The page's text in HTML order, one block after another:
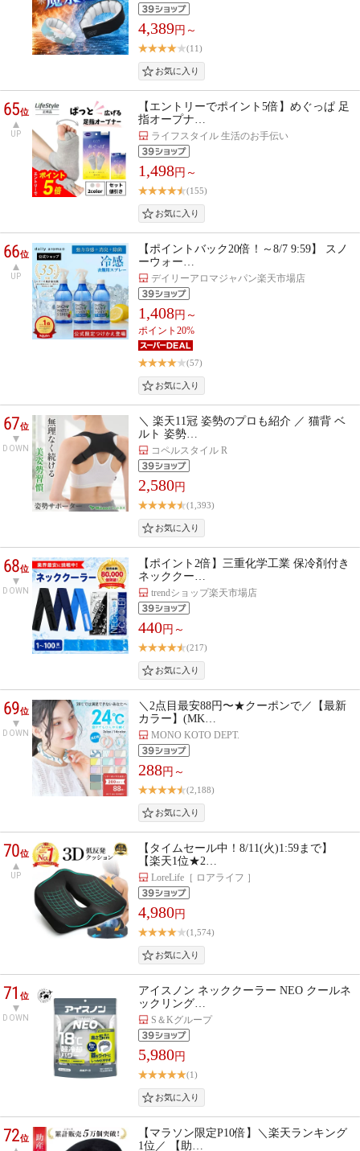
4,389円～
(11)
65位
UP
【エントリーでポイント5倍】めぐっぱ 足
指オープナ…
ライフスタイル 生活のお手伝い
1,498円～
(155)
66位
UP
【ポイントバック20倍！～8/7 9:59】 スノ
ーウォー…
デイリーアロマジャパン楽天市場店
1,408円～
ポイント20%
(57)
67位
DOWN
＼ 楽天11冠 姿勢のプロも紹介 ／ 猫背 ベ
ルト 姿勢…
コペルスタイル R
2,580円
(1,393)
68位
DOWN
【ポイント2倍】三重化学工業 保冷剤付き
ネッククー…
trendショップ楽天市場店
440円～
(217)
69位
DOWN
＼2点目最安88円〜★クーポンで／【最新
カラー】(MK…
MONO KOTO DEPT.
288円～
(2,188)
70位
UP
【タイムセール中！8/11(火)1:59まで】
【楽天1位★2…
LoreLife［ ロアライフ ］
4,980円
(1,574)
71位
DOWN
アイスノン ネッククーラー NEO クールネ
ックリング…
S＆Kグループ
5,980円
(1)
72位
【マラソン限定P10倍】＼楽天ランキング
1位／ 【助…